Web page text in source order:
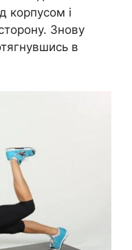
корпусом і
Знову
в